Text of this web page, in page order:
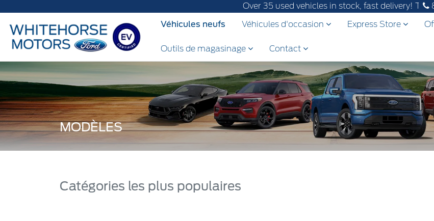
Over 35 used vehicles in stock, fast delivery! Text our
Véhicules neufs
Véhicules d'occasion Express Store
Outils de magasinage Contact
MODÈLES
Catégories les plus populaires